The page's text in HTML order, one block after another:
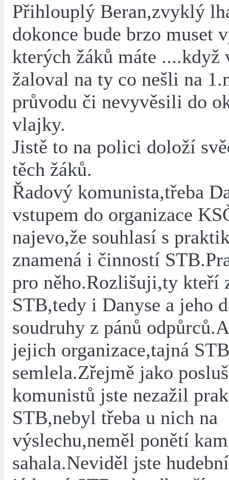
Přihlouplý Beran,zvyklý
dokonce bude brzo muset
kterých žáků máte ....když
žaloval na ty co nešli na
průvodu či nevyvěsili do
vlajky.
Jistě to na polici doloží
těch žáků.
Řadový komunista,třeba
vstupem do organizace
najevo,že souhlasí s
znamená i činností
pro něho.Rozlišuji,ty kteří
STB,tedy i Danyse a jeho
soudruhy z pánů
jejich organizace,tajná
semlela.Zřejmě jako
komunistů jste nezažil
STB,nebyl třeba u nich na
výslechu,neměl ponětí
sahala.Neviděl jste